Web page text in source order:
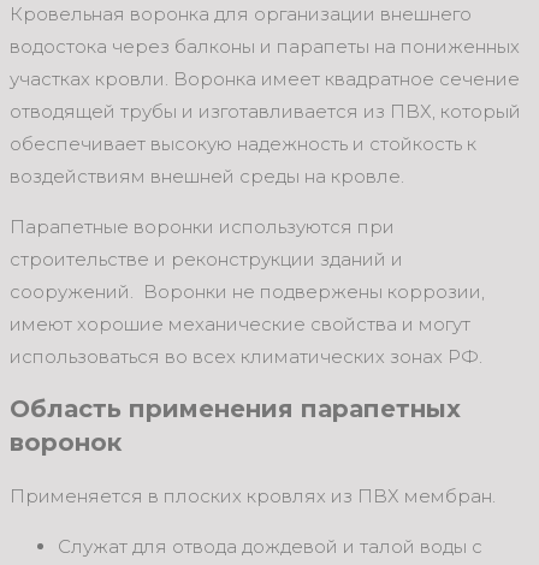
Кровельная воронка для организации внешнего
водостока через балконы и парапеты на пониженных
участках кровли. Воронка имеет квадратное сечение
отводящей трубы и изготавливается из ПВХ, который
обеспечивает высокую надежность и стойкость к
воздействиям внешней среды на кровле.
Парапетные воронки используются при
строительстве и реконструкции зданий и
сооружений. Воронки не подвержены коррозии,
имеют хорошие механические свойства и могут
использоваться во всех климатических зонах РФ.
Область применения парапетных
воронок
Применяется в плоских кровлях из ПВХ мембран.
Служат для отвода дождевой и талой воды с